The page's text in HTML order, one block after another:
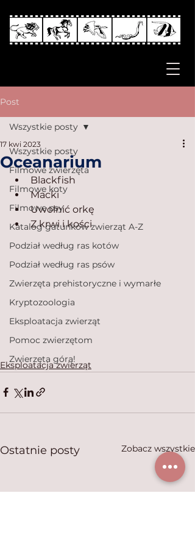
Post
Wszystkie posty
Filmowe zwierzęta
Filmowe koty
Filmowe psy
Katalog gatunków zwierząt A-Z
Podział według ras kotów
Podział według ras psów
Zwierzęta prehistoryczne i wymarłe
Kryptozoologia
Eksploatacja zwierząt
Pomoc zwierzętom
Zwierzęta górą!
Wszystkie posty
Oceanarium
17 kwi 2023
Blackfish
Macki
Uwolnić orkę
Z krwi i kości
Eksploatacja zwierząt
Ostatnie posty Zobacz wszystkie